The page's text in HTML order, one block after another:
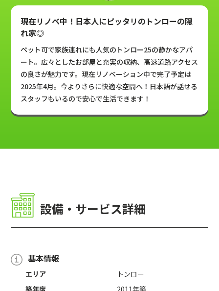
現在リノベ中！日本人にピッタリのトンローの隠
れ家◎
ペット可で家族連れにも人気のトンロー25の静かなアパ
ート。広々としたお部屋と充実の収納、高速道路アクセス
の良さが魅力です。現在リノベーション中で完了予定は
2025年4月。今よりさらに快適な空間へ！日本語が話せる
スタッフもいるので安心で生活できます！
設備・サービス詳細
基本情報
エリア
トンロー